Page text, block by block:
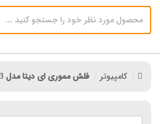
کامپیوتر فلش مموری ای دیتا مدل Adata C103